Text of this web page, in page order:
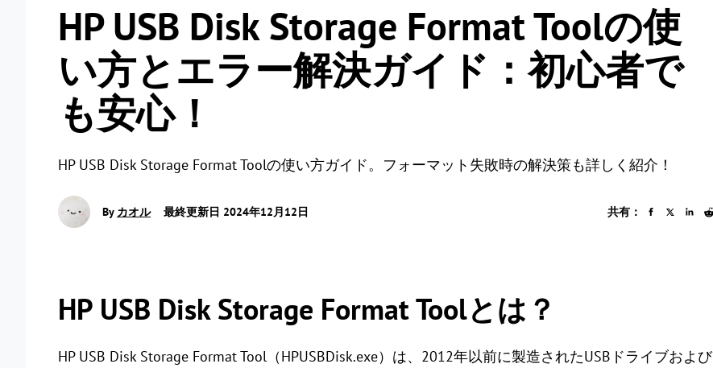
HP USB Disk Storage Format Toolの使
い方とエラー解決ガイド：初心者で
も安心！
HP USB Disk Storage Format Toolの使い方ガイド。フォーマット失敗時の解決策も詳しく紹介！
By カオル 最終更新日 2024年12月12日 共有：
HP USB Disk Storage Format Toolとは？
HP USB Disk Storage Format Tool（HPUSBDisk.exe）は、2012年以前に製造されたUSBドライブおよび